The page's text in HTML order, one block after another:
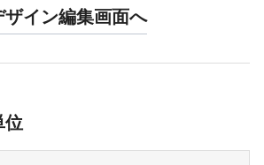
イン編集画面へ
位